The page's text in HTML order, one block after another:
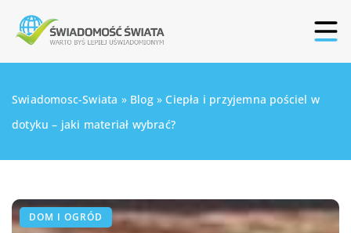
Swiadomosc-Swiata » Blog» Ciepła i przyjemna pościel w
dotyku – jaki materiał wybrać?
DOM I OGRÓD